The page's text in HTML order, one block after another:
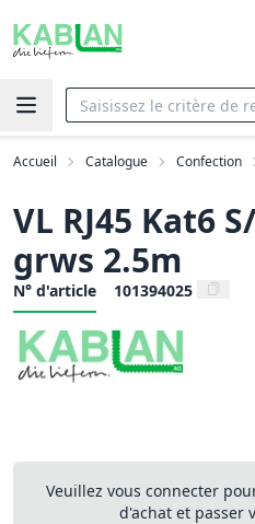
Accueil Catalogue Confection
VL RJ45 Kat6
grws 2.5m
N° d'article 101394025
Veuillez vous connecter
d'achat et passer